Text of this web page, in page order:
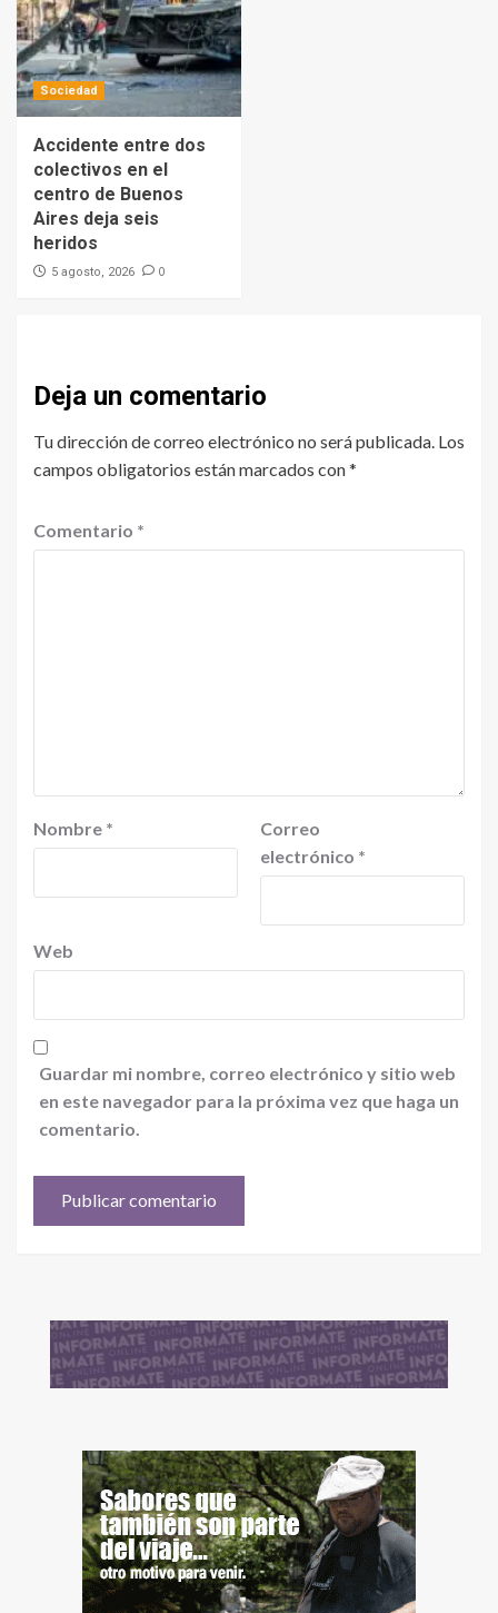
Sociedad
Accidente entre dos
colectivos en el
centro de Buenos
Aires deja seis
heridos
5 agosto, 2026 0
Deja un comentario
Tu dirección de correo electrónico no será publicada. Los
campos obligatorios están marcados con*
Comentario *
Nombre *
Correo
electrónico *
Web
Guardar mi nombre, correo electrónico y sitio web
en este navegador para la próxima vez que haga un
comentario.